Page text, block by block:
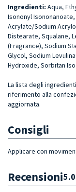
Ingredienti: Aqua,
Isononyl
Acrylate/Sodium
Distearate, Squalane,
(Fragrance), Sodium
Glycol, Sodium
Hydroxide, Sorbitan
La lista degli
riferimento alla
aggiornata.
Consigli
Applicare con
Recensioni5.0